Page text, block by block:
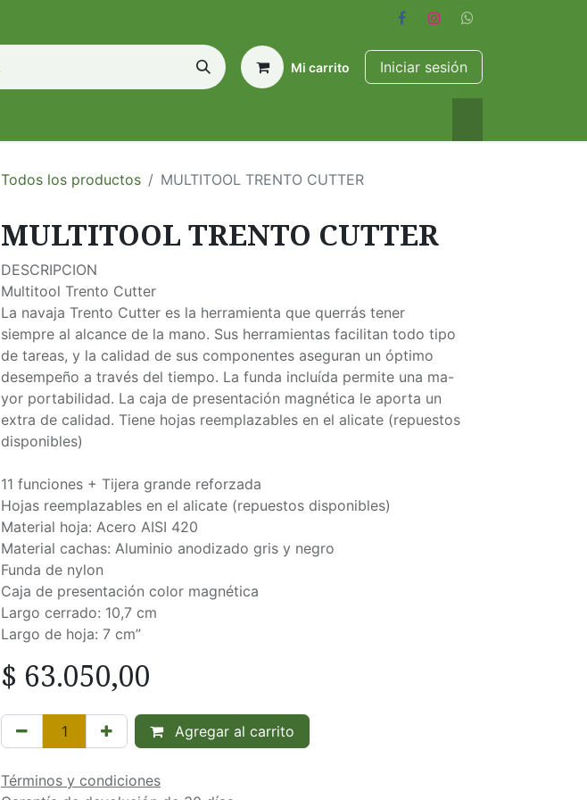
Mi carrito Iniciar sesión
Todos los productos MULTITOOL TRENTO CUTTER
MULTITOOL TRENTO CUTTER
DESCRIPCION
Multitool Trento Cutter
La navaja Trento Cutter es la herramienta que querrás tener
siempre al alcance de la mano. Sus herramientas facilitan todo tipo
de tareas, y la calidad de sus componentes aseguran un óptimo
desempeño a través del tiempo. La funda incluída permite una ma-
yor portabilidad. La caja de presentación magnética le aporta un
extra de calidad. Tiene hojas reemplazables en el alicate (repuestos
disponibles)
11 funciones + Tijera grande reforzada
Hojas reemplazables en el alicate (repuestos disponibles)
Material hoja: Acero AISI 420
Material cachas: Aluminio anodizado gris y negro
Funda de nylon
Caja de presentación color magnética
Largo cerrado: 10,7 cm
Largo de hoja: 7 cm”
$ 63.050,00
Agregar al carrito
Términos y condiciones